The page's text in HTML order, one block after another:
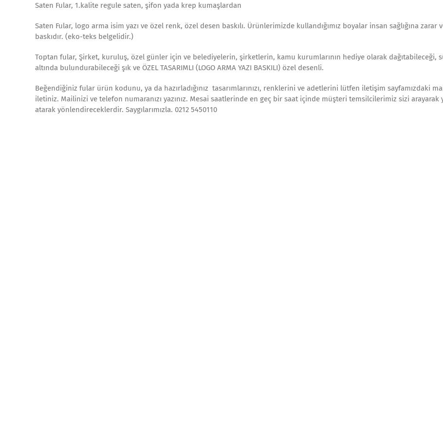
Saten Fular, 1.kalite regule saten, şifon yada krep kumaşlardan
Saten Fular, logo arma isim yazı ve özel renk, özel desen baskılı. Ürünlerimizde kullandığımız boyalar insan sağlığına zarar
baskıdır. (eko-teks belgelidir.)
Toptan fular, Şirket, kuruluş, özel günler için ve belediyelerin, şirketlerin, kamu kurumlarının hediye olarak dağıtabileceği,
altında bulundurabileceği şık ve ÖZEL TASARIMLI (LOGO ARMA YAZI BASKILI) özel desenli.
Beğendiğiniz fular ürün kodunu, ya da hazırladığınız tasarımlarınızı, renklerini ve adetlerini lütfen iletişim sayfamızdaki
iletiniz. Mailinizi ve telefon numaranızı yazınız. Mesai saatlerinde en geç bir saat içinde müşteri temsilcilerimiz sizi arayarak
atarak yönlendireceklerdir. Saygılarımızla. 0212 5450110